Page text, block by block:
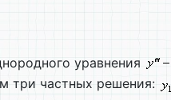
уравнения
три частных решения: